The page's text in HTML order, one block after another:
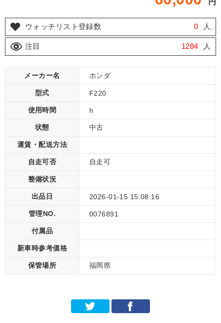
円
ウォッチリスト登録数 0 人
注目 1284 人
メーカー名 ホンダ
型式 F220
使用時間 h
状態 中古
運賃・配送方法
自走可否 自走可
整備状況
出品日 2026-01-15 15:08:16
管理NO. 0076891
付属品
新車時参考価格
保管場所 福岡県